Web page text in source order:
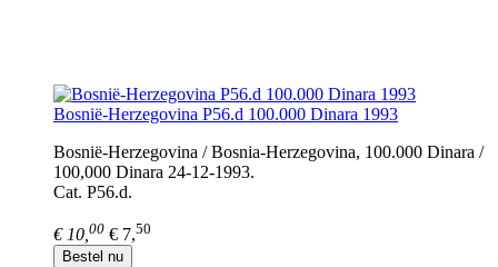
Bosnië-Herzegovina P56.d 100.000 Dinara 1993
Bosnië-Herzegovina / Bosnia-Herzegovina, 100.000 Dinara /
100,000 Dinara 24-12-1993.
Cat. P56.d.
€ 10,00 € 7,50
Bestel nu